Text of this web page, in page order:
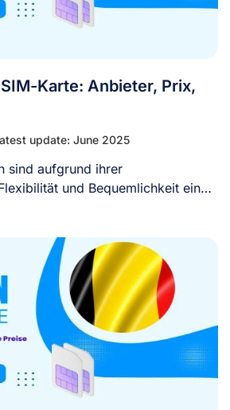
Karte: Anbieter, Prix,
update: June 2025
sind aufgrund ihrer
und Bequemlichkeit eine